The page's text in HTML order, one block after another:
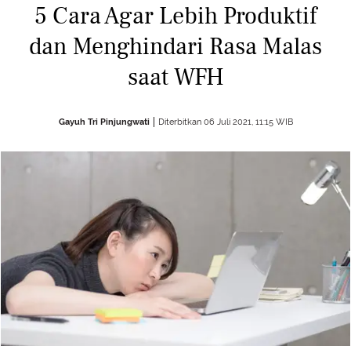
5 Cara Agar Lebih Produktif
dan Menghindari Rasa Malas
saat WFH
Gayuh Tri Pinjungwati Diterbitkan 06 Juli 2021, 11:15 WIB